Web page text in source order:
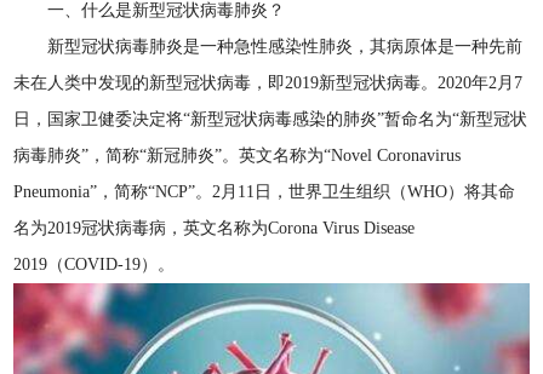
一、什么是新型冠状病毒肺炎？
新型冠状病毒肺炎是一种急性感染性肺炎，其病原体是一种先前
未在人类中发现的新型冠状病毒，即2019新型冠状病毒。2020年2月7
日，国家卫健委决定将“新型冠状病毒感染的肺炎”暂命名为“新型冠状
病毒肺炎”，简称“新冠肺炎”。英文名称为“Novel Coronavirus
Pneumonia”，简称“NCP”。2月11日，世界卫生组织（WHO）将其命
名为2019冠状病毒病，英文名称为Corona Virus Disease
2019（COVID-19）。